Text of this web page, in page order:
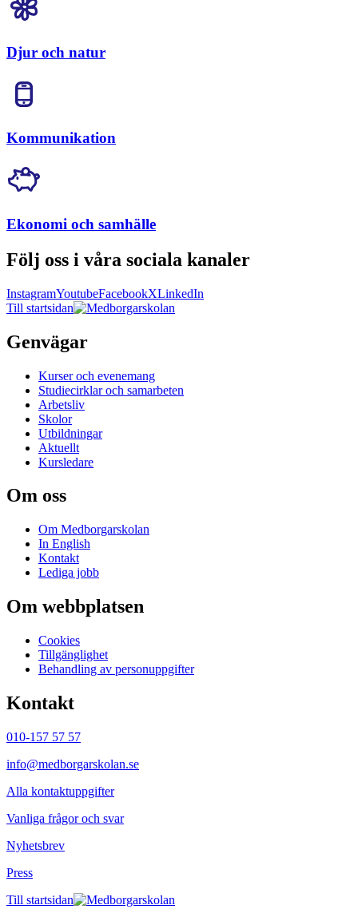
Djur och natur
Kommunikation
Ekonomi och samhälle
Följ oss i våra sociala kanaler
InstagramYoutubeFacebookXLinkedIn
Till startsidan
Genvägar
Kurser och evenemang
Studiecirklar och samarbeten
Arbetsliv
Skolor
Utbildningar
Aktuellt
Kursledare
Om oss
Om Medborgarskolan
In English
Kontakt
Lediga jobb
Om webbplatsen
Cookies
Tillgänglighet
Behandling av personuppgifter
Kontakt
010-157 57 57
info@medborgarskolan.se
Alla kontaktuppgifter
Vanliga frågor och svar
Nyhetsbrev
Press
Till startsidan